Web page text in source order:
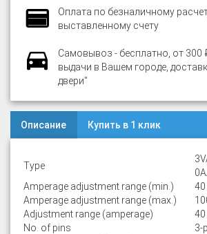
Оплата по безналичному
выставленному счету
Самовывоз - бесплатно, от 300
выдачи в Вашем городе,
двери"
Описание Купить в 1 клик
Type
Amperage adjustment range (min.)
40
Amperage adjustment range (max.)
Adjustment range (amperage)
40
No. of pins
3-